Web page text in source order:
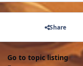
Share
Go to topic listing